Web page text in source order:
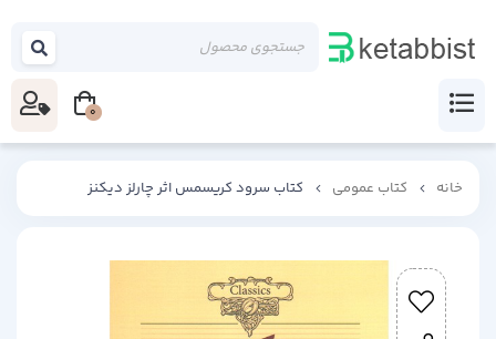
خانه کتاب عمومی کتاب سرود کریسمس اثر چارلز دیکنز
0